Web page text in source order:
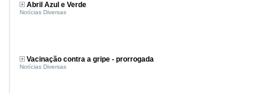
Abril Azul e Verde
Notícias Diversas
Vacinação contra a gripe - prorrogada
Notícias Diversas